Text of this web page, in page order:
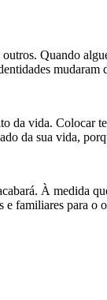
Quando
vida. Colocar
da sua vida,
À medida
e familiares